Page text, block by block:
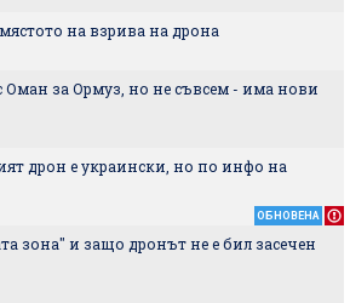
на взрива на дрона
Оман за Ормуз, но не съвсем - има нови
дрон е украински, но по инфо на
ОБНОВЕНА
зона" и защо дронът не е бил засечен